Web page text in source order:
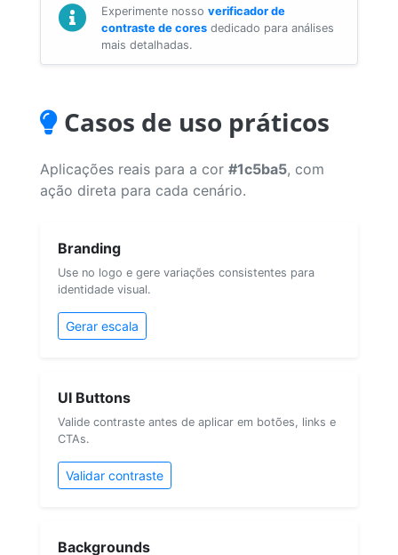
Experimente nosso verificador de
contraste de cores dedicado para análises
mais detalhadas.
Casos de uso práticos
Aplicações reais para a cor #1c5ba5, com
ação direta para cada cenário.
Branding
Use no logo e gere variações consistentes para
identidade visual.
Gerar escala
UI Buttons
Valide contraste antes de aplicar em botões, links e
CTAs.
Validar contraste
Backgrounds